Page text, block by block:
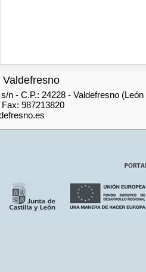
n - C.P.: 24228 - Valdefresno
987213820